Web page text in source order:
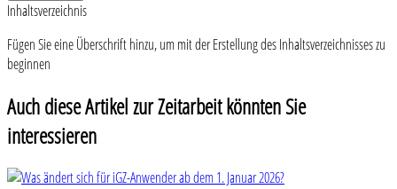
Inhaltsverzeichnis
Fügen Sie eine Überschrift hinzu, um mit der Erstellung des Inhaltsverzeichnisses zu
beginnen
Auch diese Artikel zur Zeitarbeit könnten Sie
interessieren